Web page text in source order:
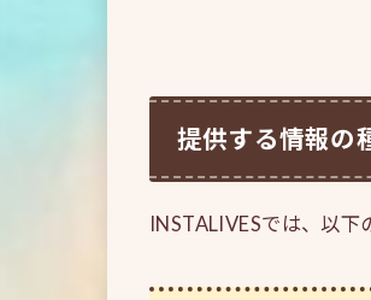
提供する情報の
INSTALIVESでは、以下